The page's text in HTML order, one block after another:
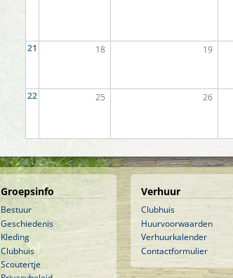
21 18 19
22 25 26
Groepsinfo
Bestuur
Geschiedenis
Kleding
Clubhuis
Scoutertje
Verhuur
Clubhuis
Huurvoorwaarden
Verhuurkalender
Contactformulier